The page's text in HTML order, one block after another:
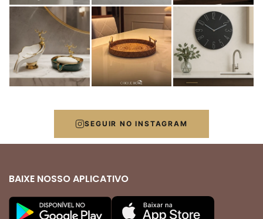
SEGUIR NO INSTAGRAM
BAIXE NOSSO APLICATIVO